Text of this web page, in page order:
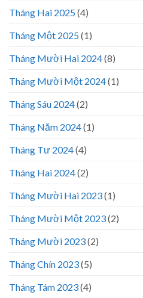
Tháng Hai 2025(4)
Tháng Một 2025(1)
Tháng Mười Hai 2024(8)
Tháng Mười Một 2024(1)
Tháng Sáu 2024(2)
Tháng Năm 2024(1)
Tháng Tư 2024(4)
Tháng Hai 2024(2)
Tháng Mười Hai 2023(1)
Tháng Mười Một 2023(2)
Tháng Mười 2023(2)
Tháng Chín 2023(5)
Tháng Tám 2023(4)